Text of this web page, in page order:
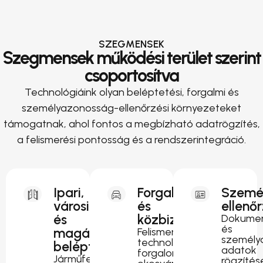
SZEGMENSEK
Szegmensek működési terület szerint
csoportosítva
Technológiáink olyan beléptetési, forgalmi és
személyazonosság-ellenőrzési környezeteket
támogatnak, ahol fontos a megbízható adatrögzítés,
a felismerési pontosság és a rendszerintegráció.
Ipari,
városi
és
magánterületi
beléptetés
Járműfelismerés
Forgalomirányítás
és
közbiztonság
Felismerési
technológia
forgalomfigyeléshez,
és
adatok